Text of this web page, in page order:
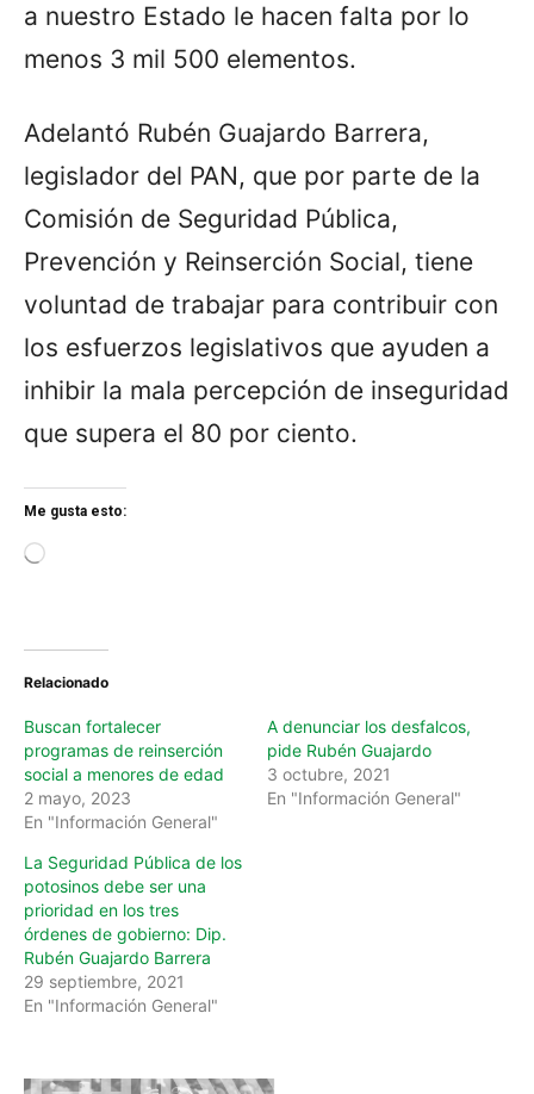
a nuestro Estado le hacen falta por lo
menos 3 mil 500 elementos.
Adelantó Rubén Guajardo Barrera,
legislador del PAN, que por parte de la
Comisión de Seguridad Pública,
Prevención y Reinserción Social, tiene
voluntad de trabajar para contribuir con
los esfuerzos legislativos que ayuden a
inhibir la mala percepción de inseguridad
que supera el 80 por ciento.
Me gusta esto:
g
Relacionado
Buscan fortalecer
programas de reinserción
social a menores de edad
2 mayo, 2023
En "Información General"
A denunciar los desfalcos,
pide Rubén Guajardo
3 octubre, 2021
En "Información General"
La Seguridad Pública de los
potosinos debe ser una
prioridad en los tres
órdenes de gobierno: Dip.
Rubén Guajardo Barrera
29 septiembre, 2021
En "Información General"